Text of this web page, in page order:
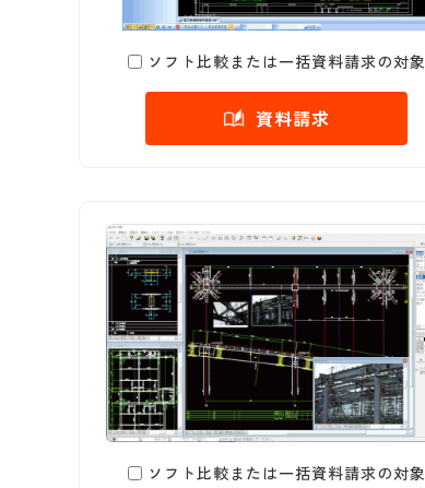
ソフト比較または一括資料請求の対象
資料請求
ソフト比較または一括資料請求の対象